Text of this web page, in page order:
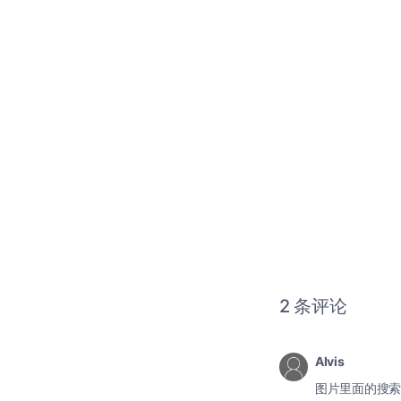
2 条评论
Alvis
图片里面的搜